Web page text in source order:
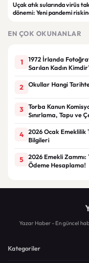
Uçak atık sularında virüs
dönemi: Yeni pandemi
EN ÇOK OKUNANLAR
1
1972 İrlanda
Sarılan Kadın
2 Okullar Hangi
3
Torba Kanun
Sınırlama, Tapu ve
4
2026 Ocak Emeklilik
Bilgileri
5
2026 Emekli
Ödeme Hesaplama!
Yazar Haber - En güncel
Kategoriler